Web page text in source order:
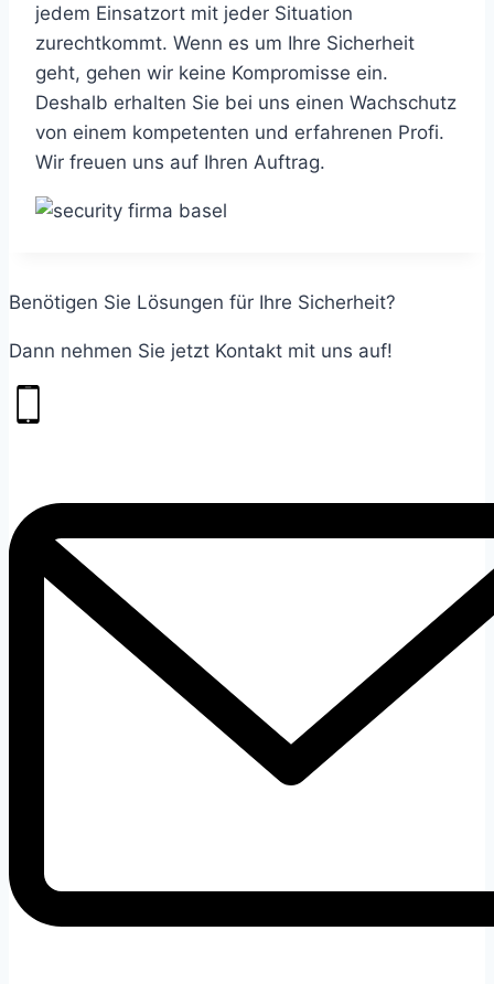
jedem Einsatzort mit jeder Situation
zurechtkommt. Wenn es um Ihre Sicherheit
geht, gehen wir keine Kompromisse ein.
Deshalb erhalten Sie bei uns einen Wachschutz
von einem kompetenten und erfahrenen Profi.
Wir freuen uns auf Ihren Auftrag.
Benötigen Sie Lösungen für Ihre Sicherheit?
Dann nehmen Sie jetzt Kontakt mit uns auf!